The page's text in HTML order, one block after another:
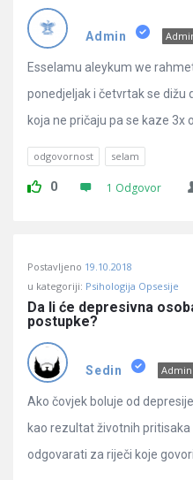
Admin
Esselamu aleykum we
ponedjeljak i četvrtak se dižu
koja ne pričaju pa se kaze 3x
odgovornost selam
0 1 Odgovor
Postavljeno 19.10.2018
u kategoriji: Psihologija Opsesije
Da li će depresivna
postupke?
Sedin Admin
Ako čovjek boluje od
kao rezultat životnih pritisaka
odgovarati za riječi koje govori